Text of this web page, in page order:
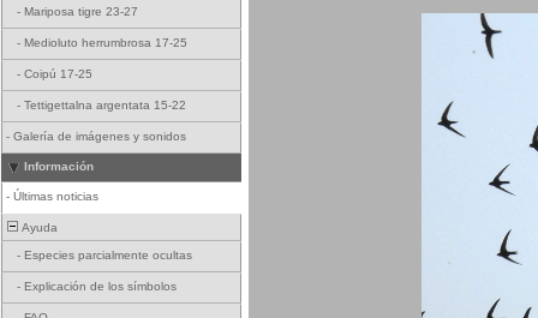
- Mariposa tigre 23-27
- Medioluto herrumbrosa 17-25
- Coipú 17-25
- Tettigettalna argentata 15-22
- Galería de imágenes y sonidos
Información
- Últimas noticias
Ayuda
- Especies parcialmente ocultas
- Explicación de los símbolos